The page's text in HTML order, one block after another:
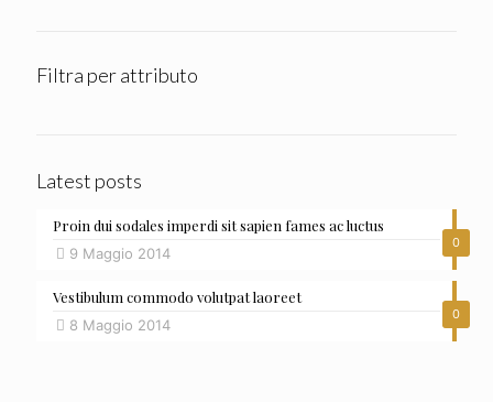
Filtra per attributo
Latest posts
0
Proin dui sodales imperdi sit sapien fames ac luctus
9 Maggio 2014
0
Vestibulum commodo volutpat laoreet
8 Maggio 2014